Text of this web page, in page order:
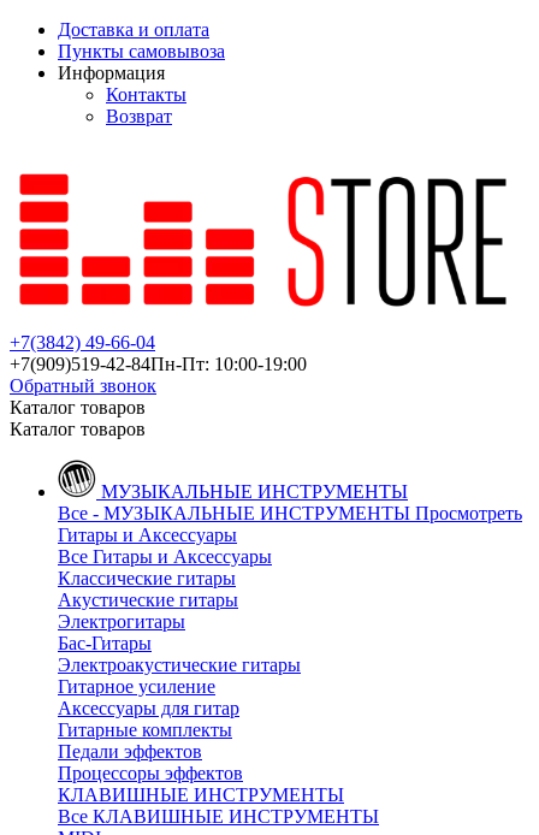
Доставка и оплата
Пункты самовывоза
Информация
Контакты
Возврат
+7(3842) 49-66-04
+7(909)519-42-84Пн-Пт: 10:00-19:00
Обратный звонок
Каталог товаров
Каталог товаров
МУЗЫКАЛЬНЫЕ ИНСТРУМЕНТЫ
Все - МУЗЫКАЛЬНЫЕ ИНСТРУМЕНТЫ Просмотреть
Гитары и Аксессуары
Все Гитары и Аксессуары
Классические гитары
Акустические гитары
Электрогитары
Бас-Гитары
Электроакустические гитары
Гитарное усиление
Аксессуары для гитар
Гитарные комплекты
Педали эффектов
Процессоры эффектов
КЛАВИШНЫЕ ИНСТРУМЕНТЫ
Все КЛАВИШНЫЕ ИНСТРУМЕНТЫ